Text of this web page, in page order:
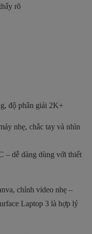
rõ
độ phân giải 2K+
nhẹ, chắc tay và nhìn
– dễ dàng dùng với thiết
chỉnh video nhẹ –
Laptop 3 là hợp lý